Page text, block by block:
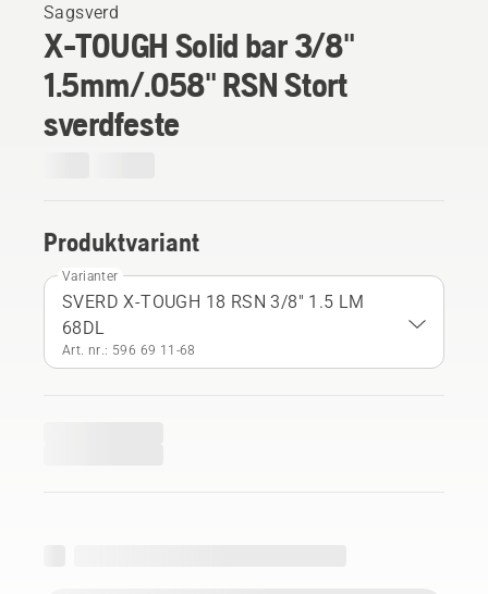
Sagsverd
X-TOUGH Solid bar 3/8"
1.5mm/.058" RSN Stort
sverdfeste
Produktvariant
Varianter
SVERD X-TOUGH 18 RSN 3/8" 1.5 LM
68DL
Art. nr.: 596 69 11‑68